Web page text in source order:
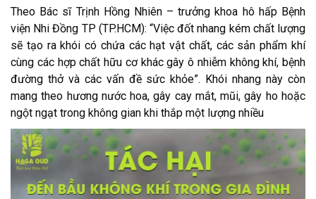
Theo Bác sĩ Trịnh Hồng Nhiên – trưởng khoa hô hấp Bệnh
viện Nhi Đồng TP (TP.HCM): “Việc đốt nhang kém chất lượng
sẽ tạo ra khói có chứa các hạt vật chất, các sản phẩm khí
cùng các hợp chất hữu cơ khác gây ô nhiễm không khí, bệnh
đường thở và các vấn đề sức khỏe”. Khói nhang này còn
mang theo hương nước hoa, gây cay mắt, mũi, gây ho hoặc
ngột ngạt trong không gian khi thắp một lượng nhiều